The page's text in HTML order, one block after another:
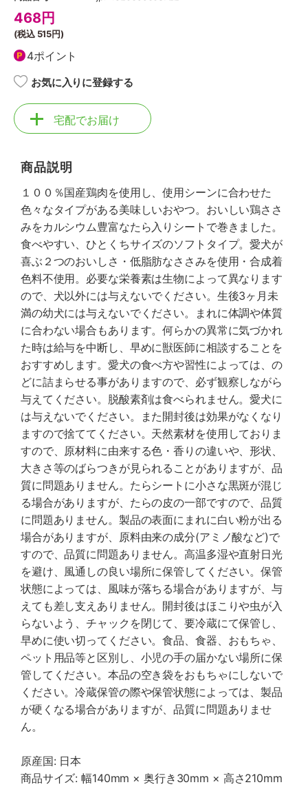
468円
(税込 515円)
4ポイント
お気に入りに登録する
宅配でお届け
商品説明
１００％国産鶏肉を使用し、使用シーンに合わせた
色々なタイプがある美味しいおやつ。おいしい鶏ささ
みをカルシウム豊富なたら入りシートで巻きました。
食べやすい、ひとくちサイズのソフトタイプ。愛犬が
喜ぶ２つのおいしさ・低脂肪なささみを使用・合成着
色料不使用。必要な栄養素は生物によって異なります
ので、犬以外には与えないでください。生後3ヶ月未
満の幼犬には与えないでください。まれに体調や体質
に合わない場合もあります。何らかの異常に気づかれ
た時は給与を中断し、早めに獣医師に相談することを
おすすめします。愛犬の食べ方や習性によっては、の
どに詰まらせる事がありますので、必ず観察しながら
与えてください。脱酸素剤は食べられません。愛犬に
は与えないでください。また開封後は効果がなくなり
ますので捨ててください。天然素材を使用しておりま
すので、原材料に由来する色・香りの違いや、形状、
大きさ等のばらつきが見られることがありますが、品
質に問題ありません。たらシートに小さな黒斑が混じ
る場合がありますが、たらの皮の一部ですので、品質
に問題ありません。製品の表面にまれに白い粉が出る
場合がありますが、原料由来の成分(アミノ酸など)で
すので、品質に問題ありません。高温多湿や直射日光
を避け、風通しの良い場所に保管してください。保管
状態によっては、風味が落ちる場合がありますが、与
えても差し支えありません。開封後はほこりや虫が入
らないよう、チャックを閉じて、要冷蔵にて保管し、
早めに使い切ってください。食品、食器、おもちゃ、
ペット用品等と区別し、小児の手の届かない場所に保
管してください。本品の空き袋をおもちゃにしないで
ください。冷蔵保管の際や保管状態によっては、製品
が硬くなる場合がありますが、品質に問題ありませ
ん。
原産国: 日本
商品サイズ: 幅140mm × 奥行き30mm × 高さ210mm